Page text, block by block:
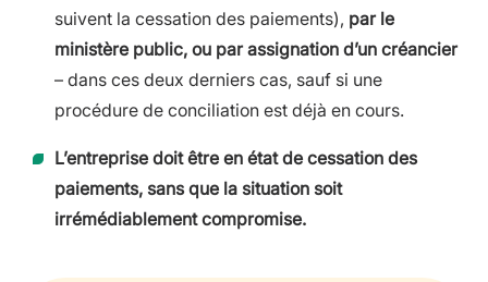
suivent la cessation des paiements), par le
ministère public, ou par assignation d’un créancier
– dans ces deux derniers cas, sauf si une
procédure de conciliation est déjà en cours.
L’entreprise doit être en état de cessation des
paiements, sans que la situation soit
irrémédiablement compromise.